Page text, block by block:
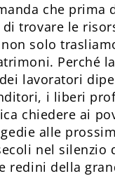
che prima
trovare le
solo
Perché
lavoratori
i liberi
chiedere ai
alle
nel silenzio
redini della